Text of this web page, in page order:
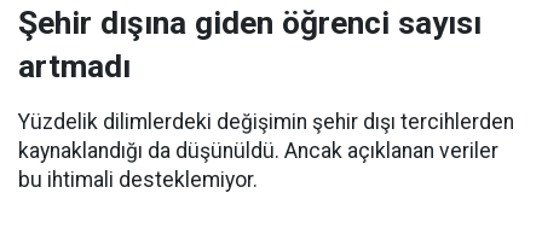
Şehir dışına giden öğrenci sayısı
artmadı
Yüzdelik dilimlerdeki değişimin şehir dışı tercihlerden
kaynaklandığı da düşünüldü. Ancak açıklanan veriler
bu ihtimali desteklemiyor.